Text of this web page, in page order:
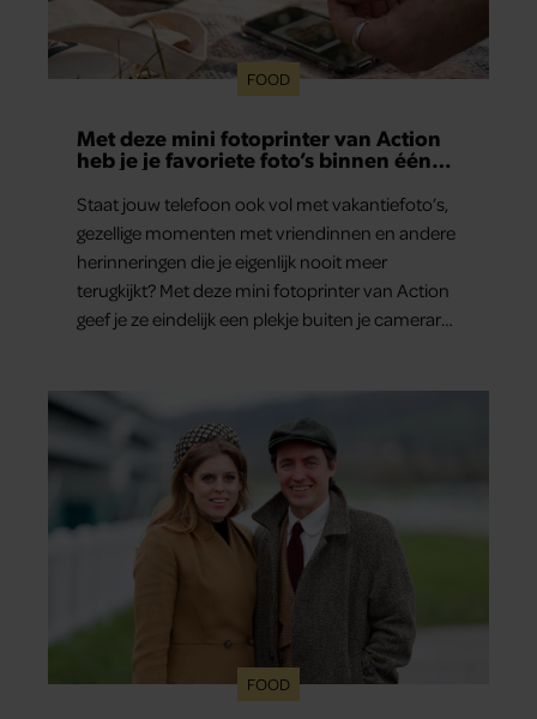
FOOD
Met deze mini fotoprinter van Action
heb je je favoriete foto’s binnen één
Staat jouw telefoon ook vol met vakantiefoto’s,
gezellige momenten met vriendinnen en andere
herinneringen die je eigenlijk nooit meer
terugkijkt? Met deze mini fotoprinter van Action
geef je ze eindelijk een plekje buiten je camerarol.
FOOD